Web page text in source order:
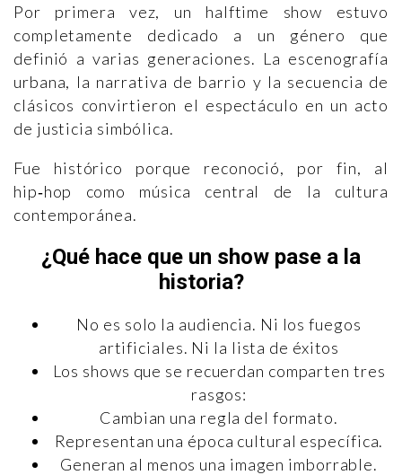
Por primera vez, un halftime show estuvo
completamente dedicado a un género que
definió a varias generaciones. La escenografía
urbana, la narrativa de barrio y la secuencia de
clásicos convirtieron el espectáculo en un acto
de justicia simbólica.
Fue histórico porque reconoció, por fin, al
hip‑hop como música central de la cultura
contemporánea.
¿Qué hace que un show pase a la
historia?
No es solo la audiencia. Ni los fuegos
artificiales. Ni la lista de éxitos
Los shows que se recuerdan comparten tres
rasgos:
Cambian una regla del formato.
Representan una época cultural específica.
Generan al menos una imagen imborrable.